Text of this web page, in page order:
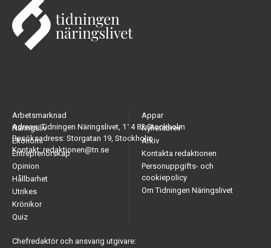
Adress: Tidningen Näringslivet, 114 82 Stockholm
Besöksadress: Storgatan 19, Stockholm
Kontakt: redaktionen@tn.se
Arbetsmarknad
Näringsliv
Ekonomi
Entreprenörskap
Opinion
Hållbarhet
Utrikes
Krönikor
Quiz
Appar
Nyhetsbrev
Arkiv
Kontakta redaktionen
Personuppgifts- och
cookiepolicy
Om Tidningen Näringslivet
Chefredaktör och ansvarig utgivare: